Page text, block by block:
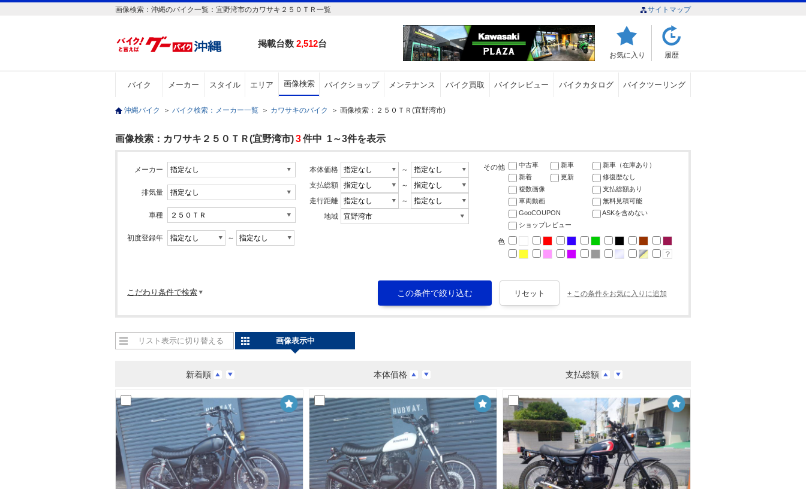
画像検索：沖縄のバイク一覧：宜野湾市のカワサキ２５０ＴＲ一覧 サイトマップ
掲載台数 2,512台
お気に入り 履歴
バイク メーカー スタイル エリア 画像検索 バイクショップ メンテナンス バイク買取 バイクレビュー バイクカタログ バイクツーリング
沖縄バイク ＞ バイク検索：メーカー一覧 ＞ カワサキのバイク ＞ 画像検索：２５０ＴＲ(宜野湾市)
画像検索：カワサキ２５０ＴＲ(宜野湾市)3件中 1～3件を表示
メーカー
排気量
車種
初度登録年 ～
本体価格
～
支払総額
～
走行距離
～
地域
その他 中古車 新車
新車（在庫あり）
新着
更新
修復歴なし
複数画像
支払総額あり
車両動画
無料見積可能
GooCOUPON
ASKを含めない
ショップレビュー
色
こだわり条件で検索 + この条件をお気に入りに追加
新着順 本体価格 支払総額
リスト表示に切り替える 画像表示中